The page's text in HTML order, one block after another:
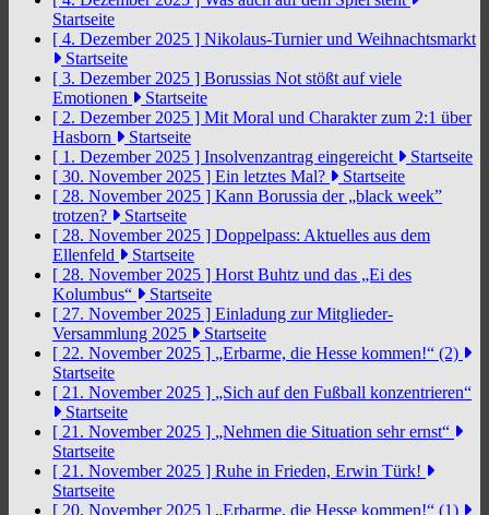
Startseite
[ 4. Dezember 2025 ] Nikolaus-Turnier und Weihnachtsmarkt
Startseite
[ 3. Dezember 2025 ] Borussias Not stößt auf viele
Emotionen
Startseite
[ 2. Dezember 2025 ] Mit Moral und Charakter zum 2:1 über
Hasborn
Startseite
[ 1. Dezember 2025 ] Insolvenzantrag eingereicht
Startseite
[ 30. November 2025 ] Ein letztes Mal?
Startseite
[ 28. November 2025 ] Kann Borussia der „black week”
trotzen?
Startseite
[ 28. November 2025 ] Doppelpass: Aktuelles aus dem
Ellenfeld
Startseite
[ 28. November 2025 ] Horst Buhtz und das „Ei des
Kolumbus“
Startseite
[ 27. November 2025 ] Einladung zur Mitglieder-
Versammlung 2025
Startseite
[ 22. November 2025 ] „Erbarme, die Hesse kommen!“ (2)
Startseite
[ 21. November 2025 ] „Sich auf den Fußball konzentrieren“
Startseite
[ 21. November 2025 ] „Nehmen die Situation sehr ernst“
Startseite
[ 21. November 2025 ] Ruhe in Frieden, Erwin Türk!
Startseite
[ 20. November 2025 ] „Erbarme, die Hesse kommen!“ (1)